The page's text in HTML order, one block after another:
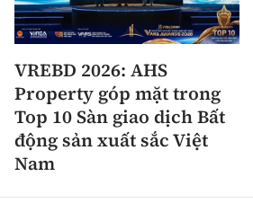
VREBD 2026: AHS
Property góp mặt trong
Top 10 Sàn giao dịch Bất
động sản xuất sắc Việt
Nam